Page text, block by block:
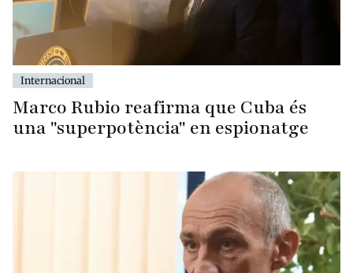
Internacional
Marco Rubio reafirma que Cuba és
una "superpotència" en espionatge